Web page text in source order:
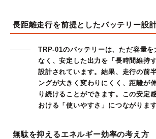
長距離走行を前提としたバッテリー設
TRP-01のバッテリーは、ただ容量
なく、安定した出力を「長時間維持
設計されています。結果、走行の前
ングが大きく変わりにくく、距離が
り続けることができます。この安定
おける「使いやすさ」につながります
無駄を抑えるエネルギー効率の考え方